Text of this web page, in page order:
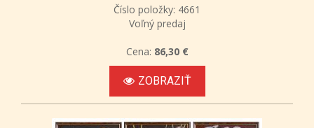
Číslo položky: 4661
Voľný predaj
Cena: 86,30 €
ZOBRAZIŤ